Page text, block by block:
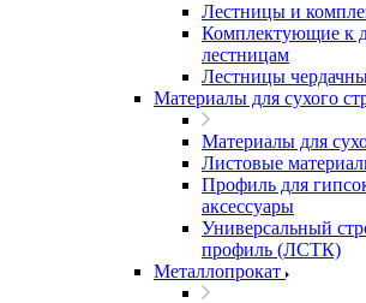
Лестницы и
Комплектующие к
лестницам
Лестницы
Материалы для сухого
Материалы для
Листовые
Профиль для
аксессуары
Универсальный
профиль (ЛСТК)
Металлопрокат